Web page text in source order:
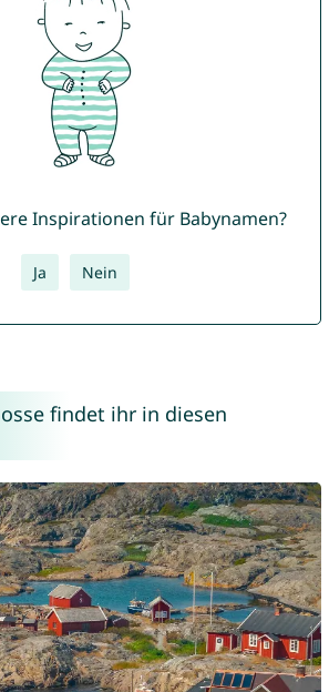
Inspirationen für Babynamen?
Ja Nein
findet ihr in diesen